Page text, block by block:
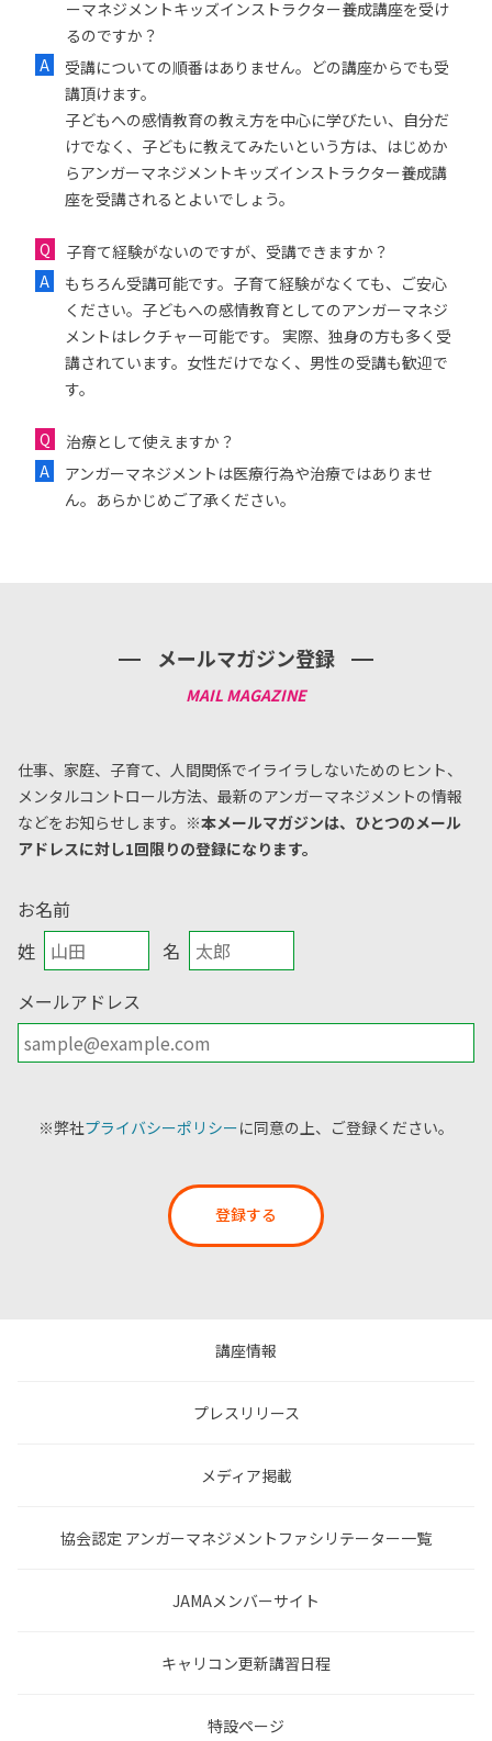
ーマネジメントキッズインストラクター養成講座を受け
るのですか？
受講についての順番はありません。どの講座からでも受
講頂けます。
子どもへの感情教育の教え方を中心に学びたい、自分だ
けでなく、子どもに教えてみたいという方は、はじめか
らアンガーマネジメントキッズインストラクター養成講
座を受講されるとよいでしょう。
子育て経験がないのですが、受講できますか？
もちろん受講可能です。子育て経験がなくても、ご安心
ください。子どもへの感情教育としてのアンガーマネジ
メントはレクチャー可能です。 実際、独身の方も多く受
講されています。女性だけでなく、男性の受講も歓迎で
す。
治療として使えますか？
アンガーマネジメントは医療行為や治療ではありませ
ん。あらかじめご了承ください。
メールマガジン登録
仕事、家庭、子育て、人間関係でイライラしないためのヒント、
メンタルコントロール方法、 最新のアンガーマネジメントの情報
などをお知らせします。 ※本メールマガジンは、ひとつのメール
アドレスに対し1回限りの登録になります。
お名前
姓
名
メールアドレス
※弊社プライバシーポリシーに同意の上、ご登録ください。
登録する
講座情報
プレスリリース
メディア掲載
協会認定 アンガーマネジメントファシリテーター一覧
JAMAメンバーサイト
キャリコン更新講習日程
特設ページ